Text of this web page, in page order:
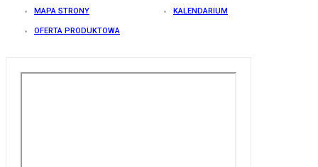
MAPA STRONY KALENDARIUM
OFERTA PRODUKTOWA